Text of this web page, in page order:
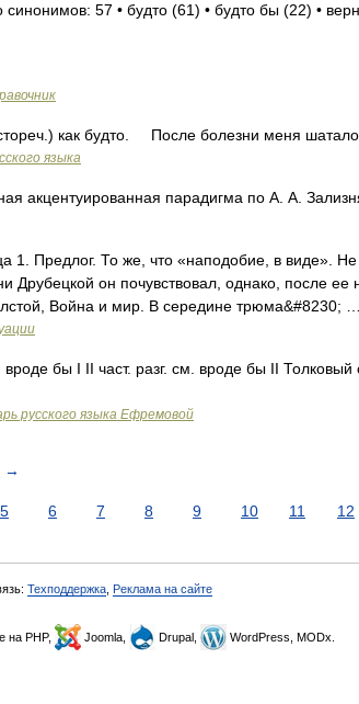
57 • будто (61) • будто бы (22) •
как будто. После болезни меня шатало
языка
акцентуированная парадигма по А. А.
1. Предлог. То же, что «наподобие, в виде».
Друбецкой он почувствовал, однако, после ее
Война и мир. В середине трюма&#8230; …
бы I II част. разг. см. вроде бы II
русского языка Ефремовой
→
5 6 7 8 9 10 11 12
Техподдержка Реклама на сайте
на PHP, Joomla, Drupal, WordPress, MODx.